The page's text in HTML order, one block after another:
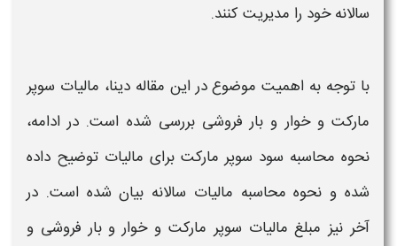
سالانه خود را مدیریت کنند.
با توجه به اهمیت موضوع در این مقاله دینا، مالیات سوپر
مارکت و خوار و بار فروشی بررسی شده است. در ادامه،
نحوه محاسبه سود سوپر مارکت برای مالیات توضیح داده
شده و نحوه محاسبه مالیات سالانه بیان شده است. در
آخر نیز مبلغ مالیات سوپر مارکت و خوار و بار فروشی و